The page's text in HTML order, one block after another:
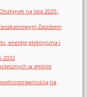
na lata 2025-
Zasobem
energię elektryczna i
2032
w gminie
na